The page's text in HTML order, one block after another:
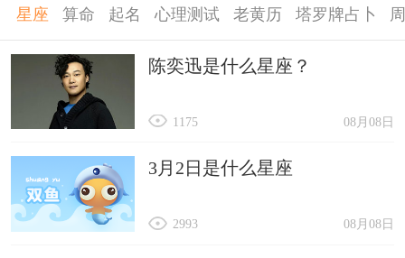
星座 算命 起名 心理测试 老黄历 塔罗牌占卜
陈奕迅是什么星座？
08月08日
1175
3月2日是什么星座
08月08日
2993